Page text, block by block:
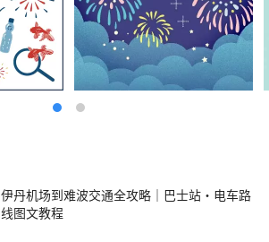
伊丹机场到难波交通全攻略｜巴士站・电车路
线图文教程